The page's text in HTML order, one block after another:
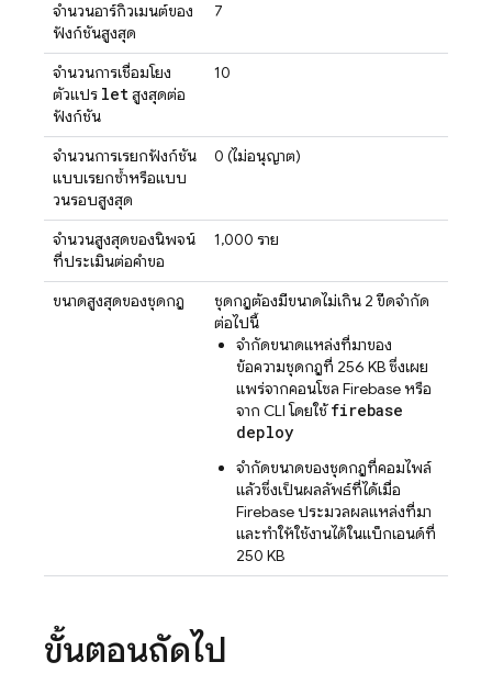
จำนวนอาร์กิวเมนต์ของ
ฟังก์ชันสูงสุด
7
จำนวนการเชื่อมโยง
ตัวแปร letสูงสุดต่อ
ฟังก์ชัน
10
จำนวนการเรียกฟังก์ชัน
แบบเรียกซ้ำหรือแบบ
วนรอบสูงสุด
0 (ไม่อนุญาต)
จำนวนสูงสุดของนิพจน์
ที่ประเมินต่อคำขอ
1,000 ราย
ขนาดสูงสุดของชุดกฎ
ชุดกฎต้องมีขนาดไม่เกิน 2 ขีดจำกัด
ต่อไปนี้
จำกัดขนาดแหล่งที่มาของ
ข้อความชุดกฎที่ 256 KB ซึ่งเผย
แพร่จากคอนโซล Firebase หรือ
จาก CLI โดยใช้firebase
deploy
จำกัดขนาดของชุดกฎที่คอมไพล์
แล้วซึ่งเป็นผลลัพธ์ที่ได้เมื่อ
Firebase ประมวลผลแหล่งที่มา
และทำให้ใช้งานได้ในแบ็กเอนด์ที่
250 KB
ขั้นตอนถัดไป